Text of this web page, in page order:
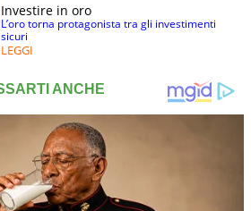
Investire in oro
L’oro torna protagonista tra gli investimenti
sicuri
LEGGI